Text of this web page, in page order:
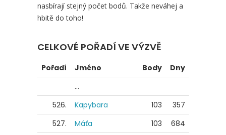
nasbírají stejný počet bodů. Takže neváhej a
hbitě do toho!
CELKOVÉ POŘADÍ VE VÝZVĚ
Pořadí Jméno Body
Dny
...
526.
Kapybara 103
357
527.
Máťa 103 684